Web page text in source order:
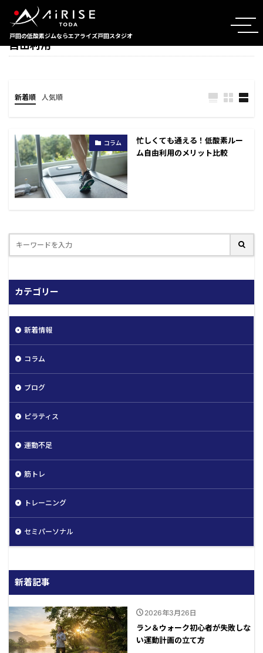
戸田の低酸素ジムならエアライズ戸田スタジオ
自由利用
新着順 人気順
コラム
忙しくても通える！低酸素ルー
ム自由利用のメリット比較
カテゴリー
新着情報
コラム
ブログ
ピラティス
運動不足
筋トレ
トレーニング
セミパーソナル
新着記事
2026年3月26日
ラン＆ウォーク初心者が失敗しな
い運動計画の立て方